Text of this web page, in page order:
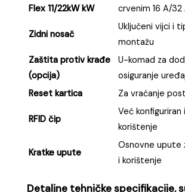
Flex 11/22kW kW
crvenim 16 A/
Zidni nosač
Uključeni vijci i
montažu
Zaštita protiv krađe
(opcija)
U-komad za
osiguranje
Reset kartica
Za vraćanje
RFID čip
Već konfiguriran
korištenje
Kratke upute
Osnovne upute
i korištenje
Detaljne tehničke specifikacije,